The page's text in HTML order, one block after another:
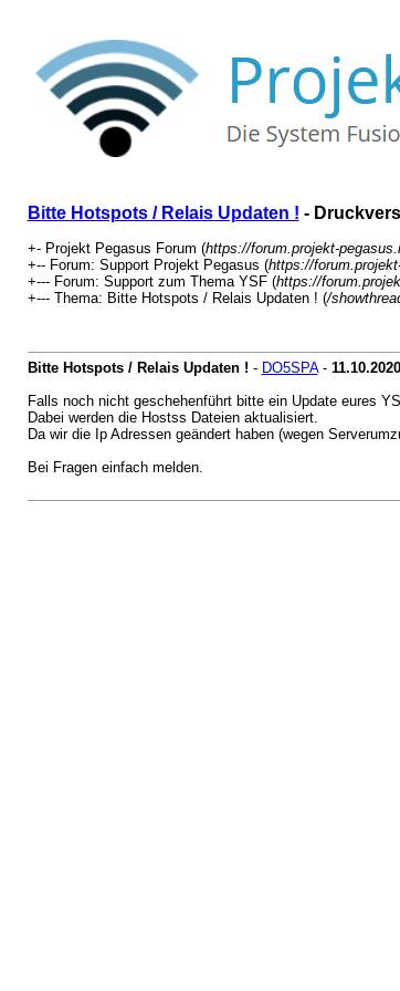
Bitte Hotspots / Relais Updaten ! -
+- Projekt Pegasus Forum (https://forum.projekt-
+-- Forum: Support Projekt Pegasus (https://
+--- Forum: Support zum Thema YSF (https://
+--- Thema: Bitte Hotspots / Relais Updaten ! (/
Bitte Hotspots / Relais Updaten ! - DO5SPA- 11.10.2020
Falls noch nicht geschehenführt bitte ein Update eures
Dabei werden die Hostss Dateien aktualisiert.
Da wir die Ip Adressen geändert haben (wegen
Bei Fragen einfach melden.